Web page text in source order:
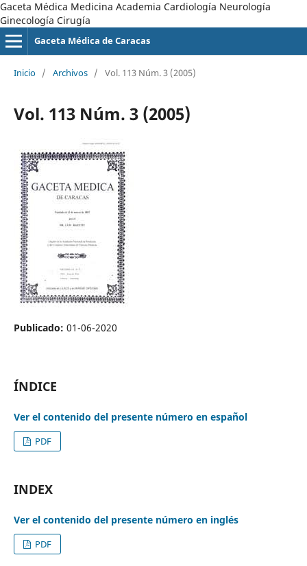
Gaceta Médica Medicina Academia Cardiología Neurología
Ginecología Cirugía
Gaceta Médica de Caracas
Inicio / Archivos / Vol. 113 Núm. 3 (2005)
Vol. 113 Núm. 3 (2005)
Publicado: 01-06-2020
ÍNDICE
Ver el contenido del presente número en español
PDF
INDEX
Ver el contenido del presente número en inglés
PDF